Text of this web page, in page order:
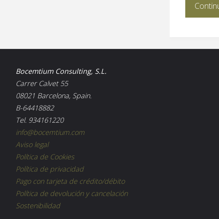
Bocemtium Consulting, S.L.
Carrer Calvet 55
08021 Barcelona, Spain.
B-64418882
Tel. 934161220
info@bocemtium.com
Aviso legal
Política de Cookies
Política de privacidad
Pago con tarjeta de crédito/débito
Política de devolución y cancelación
Sostenibilidad